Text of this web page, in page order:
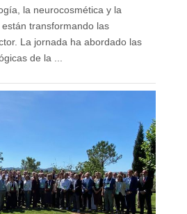
la neurocosmética y la
transformando las
La jornada ha abordado las
de la ...